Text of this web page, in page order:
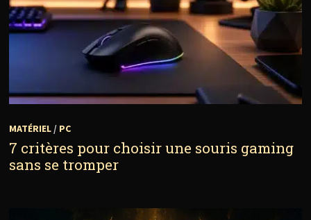
MATÉRIEL/ PC
7 critères pour choisir une souris gaming
sans se tromper